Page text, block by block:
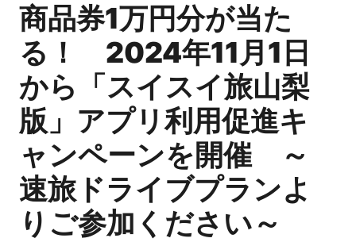
商品券1万円分が当た
る！ 2024年11月1日
から「スイスイ旅山梨
版」アプリ利用促進キ
ャンペーンを開催 ～
速旅ドライブプランよ
りご参加ください～